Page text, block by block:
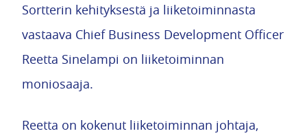
Sortterin kehityksestä ja liiketoiminnasta
vastaava Chief Business Development Officer
Reetta Sinelampi on liiketoiminnan
moniosaaja.
Reetta on kokenut liiketoiminnan johtaja,